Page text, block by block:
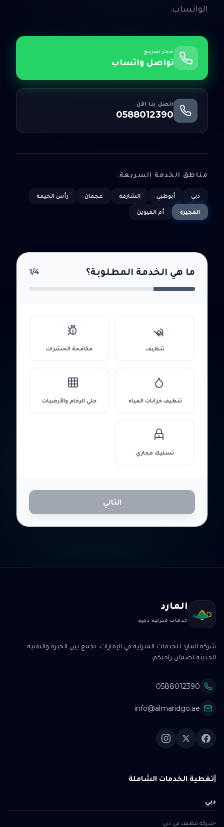
الواتساب.
حجز سريع
تواصل واتساب
اتصل بنا الآن
0588012390
مناطق الخدمة السريعة:
دبي أبوظبي الشارقة عجمان رأس الخيمة
الفجيرة أم القيوين
ما هي الخدمة المطلوبة؟ 1/4
تنظيف مكافحة الحشرات
تنظيف خزانات المياه جلي الرخام والأرضيات
تسليك مجاري
التالي
المارد
خدمات منزلية ذكية
شركة المارد للخدمات المنزلية في الإمارات. نجمع بين الخبرة والتقنية
الحديثة لضمان راحتكم.
0588012390
info@almaridgo.ae
تغطية الخدمات الشاملة
دبي
شركة تنظيف في دبي